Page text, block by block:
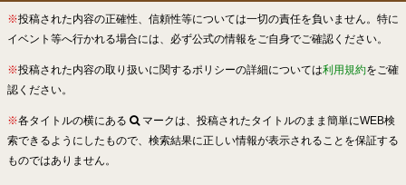
※投稿された内容の正確性、信頼性等については一切の責任を負いません。特に
イベント等へ行かれる場合には、必ず公式の情報をご自身でご確認ください。
※投稿された内容の取り扱いに関するポリシーの詳細については利用規約をご確
認ください。
※各タイトルの横にある
マークは、投稿されたタイトルのまま簡単にWEB検
索できるようにしたもので、検索結果に正しい情報が表示されることを保証する
ものではありません。